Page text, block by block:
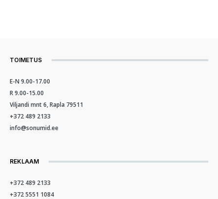
TOIMETUS
E-N 9.00-17.00
R 9.00-15.00
Viljandi mnt 6, Rapla 79511
+372 489 2133
info@sonumid.ee
REKLAAM
+372 489 2133
+372 5551 1084